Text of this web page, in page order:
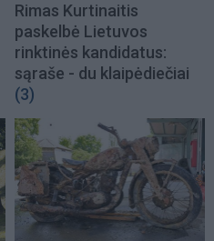
Rimas Kurtinaitis
paskelbė Lietuvos
rinktinės kandidatus:
sąraše - du klaipėdiečiai
(3)